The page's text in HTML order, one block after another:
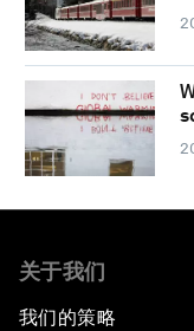
关于我们
我们的策略